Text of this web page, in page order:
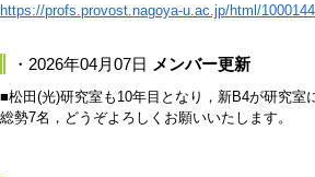
https://profs.provost.nagoya-u.ac.jp/html/
・2026年04月07日 メンバー更新
■松田(光)研究室も10年目となり，新B4が研究室
総勢7名，どうぞよろしくお願いいたします。